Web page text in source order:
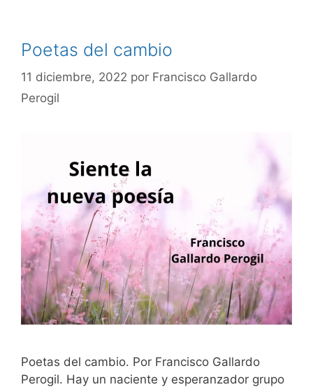
Poetas del cambio
11 diciembre, 2022 por Francisco Gallardo
Perogil
Poetas del cambio. Por Francisco Gallardo
Perogil. Hay un naciente y esperanzador grupo